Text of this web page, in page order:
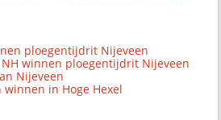
ploegentijdrit Nijeveen
winnen ploegentijdrit Nijeveen
Nijeveen
in Hoge Hexel